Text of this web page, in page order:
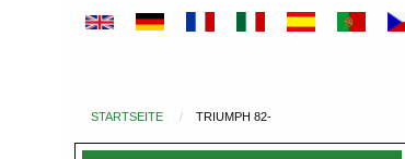
Du
bist
STARTSEITE TRIUMPH 82-